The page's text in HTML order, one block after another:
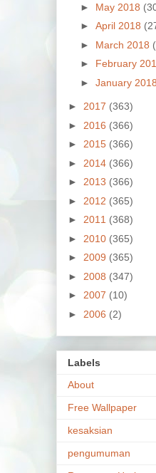
► May 2018
► April 2018
► March 2018
► February
► January 2018
► 2017 (363)
► 2016 (366)
► 2015 (366)
► 2014 (366)
► 2013 (366)
► 2012 (365)
► 2011 (368)
► 2010 (365)
► 2009 (365)
► 2008 (347)
► 2007 (10)
► 2006 (2)
Labels
About
Free Wallpaper
kesaksian
pengumuman